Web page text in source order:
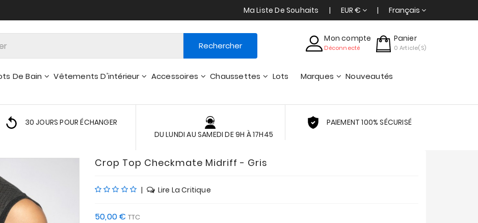
Ma Liste De Souhaits EUR € Français
Rechercher
Mon compte
Déconnecté
Panier
0 Article(s)
De Bain Vêtements D'intérieur Accessoires Chaussettes Lots Marques
Nouveautés
30 JOURS POUR ÉCHANGER
DU LUNDI AU SAMEDI DE 9H À 17H45
PAIEMENT 100% SÉCURISÉ
Crop Top Checkmate Midriff - Gris
| Lire La Critique
50,00 € TTC